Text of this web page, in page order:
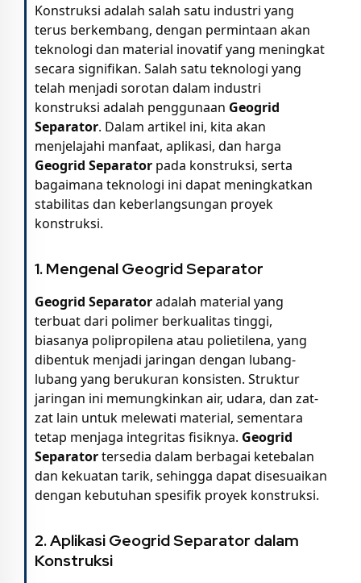
Konstruksi adalah salah satu industri yang
terus berkembang, dengan permintaan akan
teknologi dan material inovatif yang meningkat
secara signifikan. Salah satu teknologi yang
telah menjadi sorotan dalam industri
konstruksi adalah penggunaan Geogrid
Separator. Dalam artikel ini, kita akan
menjelajahi manfaat, aplikasi, dan harga
Geogrid Separator pada konstruksi, serta
bagaimana teknologi ini dapat meningkatkan
stabilitas dan keberlangsungan proyek
konstruksi.
1. Mengenal Geogrid Separator
Geogrid Separatoradalah material yang
terbuat dari polimer berkualitas tinggi,
biasanya polipropilena atau polietilena, yang
dibentuk menjadi jaringan dengan lubang-
lubang yang berukuran konsisten. Struktur
jaringan ini memungkinkan air, udara, dan zat-
zat lain untuk melewati material, sementara
tetap menjaga integritas fisiknya. Geogrid
Separatortersedia dalam berbagai ketebalan
dan kekuatan tarik, sehingga dapat disesuaikan
dengan kebutuhan spesifik proyek konstruksi.
2. Aplikasi Geogrid Separator dalam
Konstruksi